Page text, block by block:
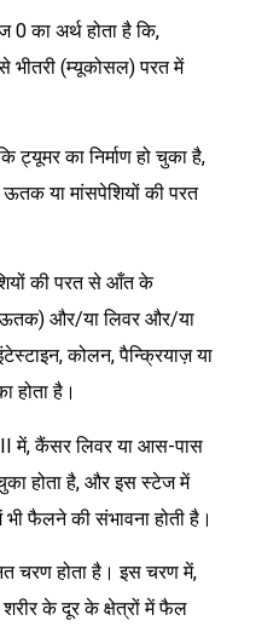
0 का अर्थ होता है कि,
भीतरी (म्यूकोसल) परत में
ट्यूमर का निर्माण हो चुका है,
या मांसपेशियों की परत
की परत से आँत के
ऊतक) और/या लिवर और/या
कोलन, पैन्क्रियाज़ या
होता है।
में, कैंसर लिवर या आस-पास
होता है, और इस स्टेज में
फैलने की संभावना होती है।
चरण होता है। इस चरण में,
के दूर के क्षेत्रों में फैल